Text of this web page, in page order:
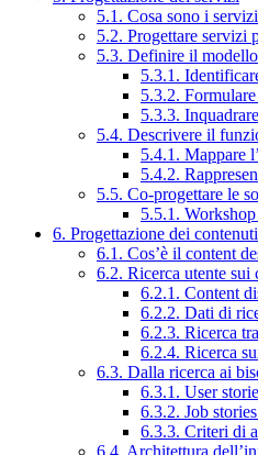
5.1. Cosa sono i
5.2. Progettare servizi
5.3. Definire il
5.3.1.
5.3.2.
5.3.3.
5.4. Descrivere il
5.4.1. Mappare
5.4.2.
5.5. Co-progettare le
5.5.1.
6. Progettazione dei contenuti
6.1. Cos’è il content
6.2. Ricerca utente
6.2.1. Content
6.2.2. Dati di
6.2.3. Ricerca
6.2.4. Ricerca
6.3. Dalla ricerca ai
6.3.1. User
6.3.2. Job
6.3.3. Criteri di
6.4. Architettura